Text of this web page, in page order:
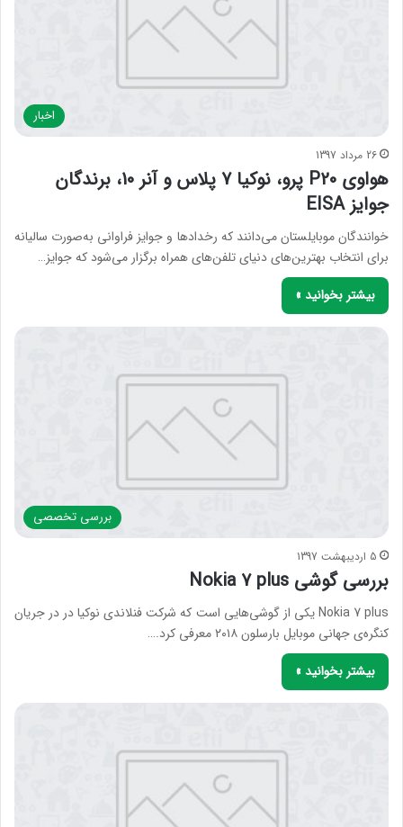
اخبار
26 مرداد 1397
هواوی P20 پرو، نوکیا 7 پلاس و آنر 10، برندگان
جوایز EISA
خوانندگان موبایلستان می‌دانند که رخدادها و جوایز فراوانی به‌صورت سالیانه
برای انتخاب بهترین‌های دنیای تلفن‌های همراه برگزار می‌شود که جوایز…
بیشتر بخوانید »
بررسی‌ تخصصی
5 اردیبهشت 1397
بررسی گوشی Nokia 7 plus
Nokia 7 plus یکی از گوشی‌هایی است که شرکت فنلاندی نوکیا در در جریان
کنگره‌ی جهانی موبایل بارسلون ۲۰۱۸ معرفی کرد.…
بیشتر بخوانید »